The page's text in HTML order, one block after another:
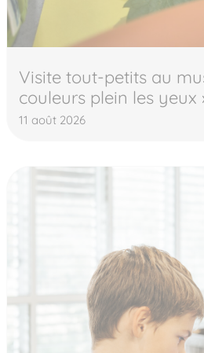
Visite tout-petits au
couleurs plein les yeux
11 août 2026